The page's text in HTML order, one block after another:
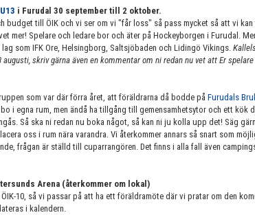
i Furudal 30 september till 2 oktober.
budget till ÖIK och vi ser om vi "får loss" så pass mycket så att vi
mer! Spelare och ledare bor och äter på Hockeyborgen i Furudal.
som IFK Ore, Helsingborg, Saltsjöbaden och Lidingö Vikings.
skriv gärna även en kommentar om ni redan nu vet att Er spelare
som var där förra året, att föräldrarna då bodde på Furudals
i egna rum, men ändå ha tillgång till gemensamhetsytor och ett kök
Så ska ni redan nu boka något, så kan ni ju kolla upp det! Säg
oss i rum nära varandra. Vi återkommer annars så snart som
frågan är ställd till cuparrangören. Det finns i alla fall även
Arena (återkommer om lokal)
10, så vi passar på att ha ett föräldramöte där vi pratar om den
i kalendern.